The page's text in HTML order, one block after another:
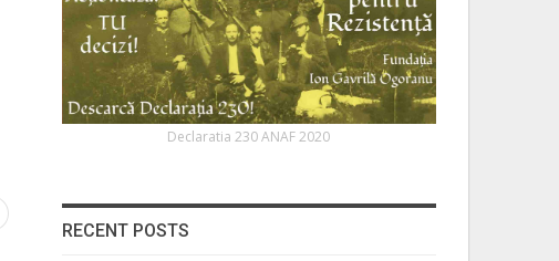
Declaratia 230 ANAF 2020
RECENT POSTS